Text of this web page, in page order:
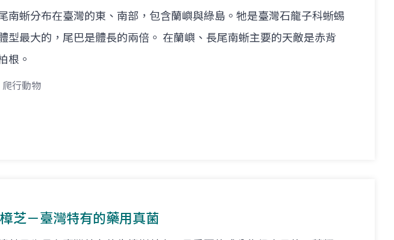
南蜥分布在臺灣的東、南部，包含蘭嶼與綠島。牠是臺灣石龍子科蜥蜴
型最大的，尾巴是體長的兩倍。 在蘭嶼、長尾南蜥主要的天敵是赤背
根。
爬行動物
芝－臺灣特有的藥用真菌